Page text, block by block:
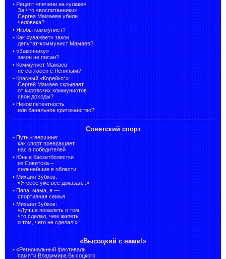
• Рецепт «печени на кулаке».
За что «воспитанники»
Сергея Мамаева убили
человека?
• Якобы коммунист?
• Как «уважает» закон
депутат-коммунист Мамаев?
• «Законнику»
закон не писан?
• Коммунист Мамаев
не согласен с Лениным?
• Красный «Корейко*».
Сергей Мамаев скрывает
от кировских коммунистов
свои доходы?
• Некомпетентность
или банальное критиканство?
Советский спорт
• Путь к вершине:
как спорт превращает
нас в победителей
• Юные баскетболистки
из Советска –
сильнейшие в области!
• Михаил Зубков:
«Я себе уже всё доказал...»
• Папа, мама, я —
спортивная семья
• Михаил Зубков:
«Лучше пожалеть о том,
что сделал, чем жалеть
о том, чего не сделал!»
«Высоцкий с нами!»
• «Региональный фестиваль
памяти Владимира Высоцкого